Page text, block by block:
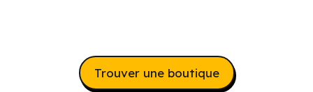
Trouver une boutique